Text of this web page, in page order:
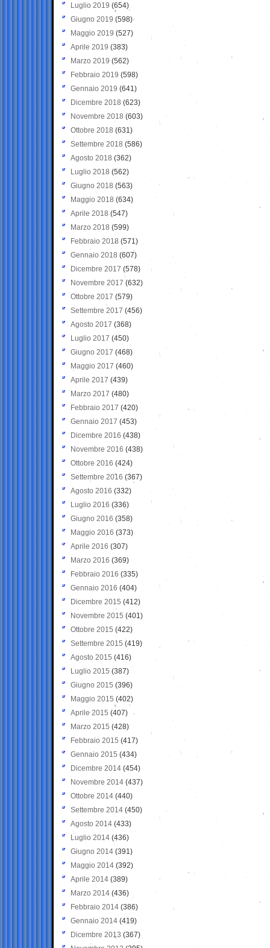
Luglio 2019 (654)
Giugno 2019 (598)
Maggio 2019 (527)
Aprile 2019 (383)
Marzo 2019 (562)
Febbraio 2019 (598)
Gennaio 2019 (641)
Dicembre 2018 (623)
Novembre 2018 (603)
Ottobre 2018 (631)
Settembre 2018 (586)
Agosto 2018 (362)
Luglio 2018 (562)
Giugno 2018 (563)
Maggio 2018 (634)
Aprile 2018 (547)
Marzo 2018 (599)
Febbraio 2018 (571)
Gennaio 2018 (607)
Dicembre 2017 (578)
Novembre 2017 (632)
Ottobre 2017 (579)
Settembre 2017 (456)
Agosto 2017 (368)
Luglio 2017 (450)
Giugno 2017 (468)
Maggio 2017 (460)
Aprile 2017 (439)
Marzo 2017 (480)
Febbraio 2017 (420)
Gennaio 2017 (453)
Dicembre 2016 (438)
Novembre 2016 (438)
Ottobre 2016 (424)
Settembre 2016 (367)
Agosto 2016 (332)
Luglio 2016 (336)
Giugno 2016 (358)
Maggio 2016 (373)
Aprile 2016 (307)
Marzo 2016 (369)
Febbraio 2016 (335)
Gennaio 2016 (404)
Dicembre 2015 (412)
Novembre 2015 (401)
Ottobre 2015 (422)
Settembre 2015 (419)
Agosto 2015 (416)
Luglio 2015 (387)
Giugno 2015 (396)
Maggio 2015 (402)
Aprile 2015 (407)
Marzo 2015 (428)
Febbraio 2015 (417)
Gennaio 2015 (434)
Dicembre 2014 (454)
Novembre 2014 (437)
Ottobre 2014 (440)
Settembre 2014 (450)
Agosto 2014 (433)
Luglio 2014 (436)
Giugno 2014 (391)
Maggio 2014 (392)
Aprile 2014 (389)
Marzo 2014 (436)
Febbraio 2014 (386)
Gennaio 2014 (419)
Dicembre 2013 (367)